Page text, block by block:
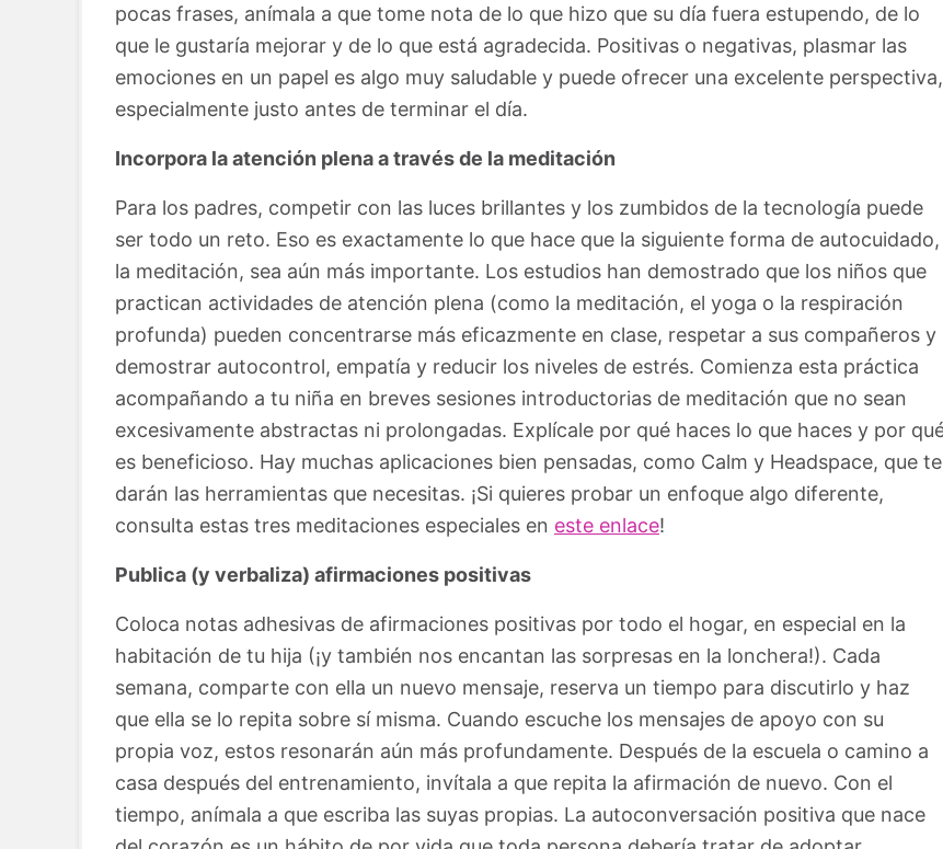
pocas frases, anímala a que tome nota de lo que hizo que su día fuera estupendo, de lo
que le gustaría mejorar y de lo que está agradecida. Positivas o negativas, plasmar las
emociones en un papel es algo muy saludable y puede ofrecer una excelente perspectiva,
especialmente justo antes de terminar el día.
Incorpora la atención plena a través de la meditación
Para los padres, competir con las luces brillantes y los zumbidos de la tecnología puede
ser todo un reto. Eso es exactamente lo que hace que la siguiente forma de autocuidado,
la meditación, sea aún más importante. Los estudios han demostrado que los niños que
practican actividades de atención plena (como la meditación, el yoga o la respiración
profunda) pueden concentrarse más eficazmente en clase, respetar a sus compañeros y
demostrar autocontrol, empatía y reducir los niveles de estrés. Comienza esta práctica
acompañando a tu niña en breves sesiones introductorias de meditación que no sean
excesivamente abstractas ni prolongadas. Explícale por qué haces lo que haces y por
es beneficioso. Hay muchas aplicaciones bien pensadas, como Calm y Headspace, que te
darán las herramientas que necesitas. ¡Si quieres probar un enfoque algo diferente,
consulta estas tres meditaciones especiales en este enlace!
Publica (y verbaliza) afirmaciones positivas
Coloca notas adhesivas de afirmaciones positivas por todo el hogar, en especial en la
habitación de tu hija (¡y también nos encantan las sorpresas en la lonchera!). Cada
semana, comparte con ella un nuevo mensaje, reserva un tiempo para discutirlo y haz
que ella se lo repita sobre sí misma. Cuando escuche los mensajes de apoyo con su
propia voz, estos resonarán aún más profundamente. Después de la escuela o camino a
casa después del entrenamiento, invítala a que repita la afirmación de nuevo. Con el
tiempo, anímala a que escriba las suyas propias. La autoconversación positiva que nace